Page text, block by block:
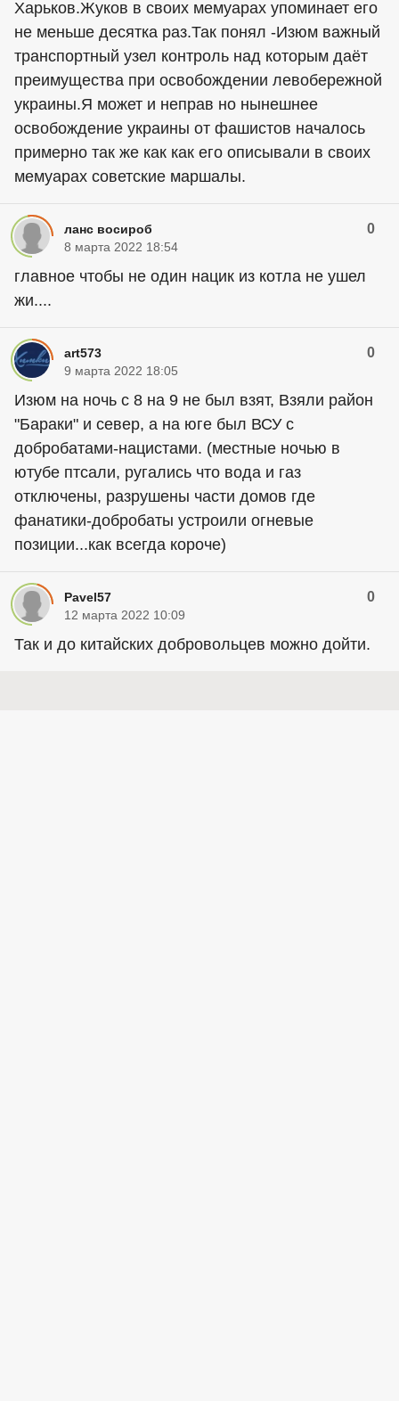
Харьков.Жуков в своих мемуарах упоминает его
не меньше десятка раз.Так понял -Изюм важный
транспортный узел контроль над которым даёт
преимущества при освобождении левобережной
украины.Я может и неправ но нынешнее
освобождение украины от фашистов началось
примерно так же как как его описывали в своих
мемуарах советские маршалы.
ланс восироб 0
8 марта 2022 18:54
главное чтобы не один нацик из котла не ушел
жи....
art573 0
9 марта 2022 18:05
Изюм на ночь с 8 на 9 не был взят, Взяли район
"Бараки" и север, а на юге был ВСУ с
добробатами-нацистами. (местные ночью в
ютубе птсали, ругались что вода и газ
отключены, разрушены части домов где
фанатики-добробаты устроили огневые
позиции...как всегда короче)
Pavel57 0
12 марта 2022 10:09
Так и до китайских добровольцев можно дойти.